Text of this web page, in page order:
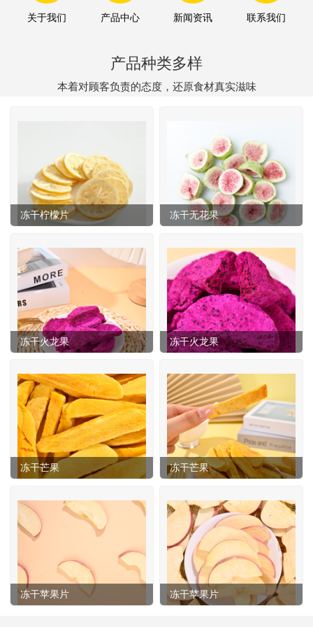
关于我们 产品中心 新闻资讯 联系我们
产品种类多样
本着对顾客负责的态度，还原食材真实滋味
冻干柠檬片 冻干无花果
冻干火龙果 冻干火龙果
冻干芒果 冻干芒果
冻干苹果片 冻干苹果片